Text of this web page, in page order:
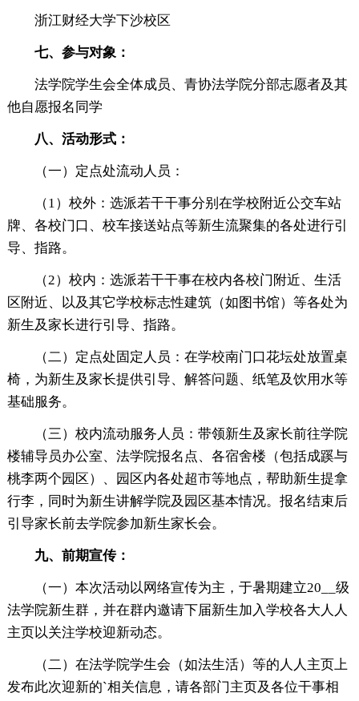
浙江财经大学下沙校区
七、参与对象：
法学院学生会全体成员、青协法学院分部志愿者及其
他自愿报名同学
八、活动形式：
（一）定点处流动人员：
（1）校外：选派若干干事分别在学校附近公交车站
牌、各校门口、校车接送站点等新生流聚集的各处进行引
导、指路。
（2）校内：选派若干干事在校内各校门附近、生活
区附近、以及其它学校标志性建筑（如图书馆）等各处为
新生及家长进行引导、指路。
（二）定点处固定人员：在学校南门口花坛处放置桌
椅，为新生及家长提供引导、解答问题、纸笔及饮用水等
基础服务。
（三）校内流动服务人员：带领新生及家长前往学院
楼辅导员办公室、法学院报名点、各宿舍楼（包括成蹊与
桃李两个园区）、园区内各处超市等地点，帮助新生提拿
行李，同时为新生讲解学院及园区基本情况。报名结束后
引导家长前去学院参加新生家长会。
九、前期宣传：
（一）本次活动以网络宣传为主，于暑期建立20__级
法学院新生群，并在群内邀请下届新生加入学校各大人人
主页以关注学校迎新动态。
（二）在法学院学生会（如法生活）等的人人主页上
发布此次迎新的`相关信息，请各部门主页及各位干事相